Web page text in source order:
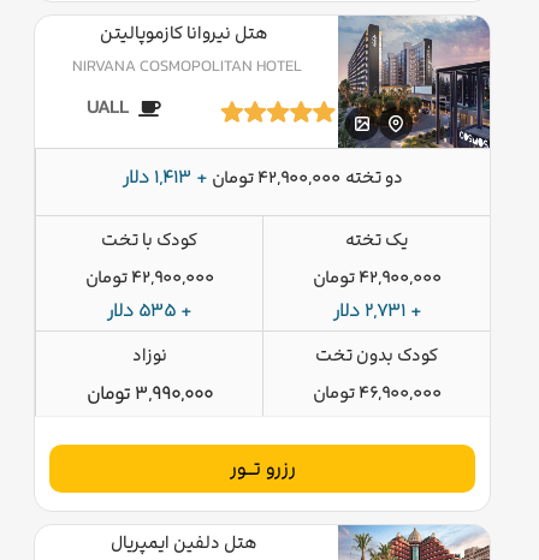
هتل نیروانا کازموپالیتن
NIRVANA COSMOPOLITAN HOTEL
UALL
دو تخته 42,900,000 تومان + 1,413 دلار
یک تخته
42,900,000 تومان
+ 2,731 دلار
کودک با تخت
42,900,000 تومان
+ 535 دلار
کودک بدون تخت
46,900,000 تومان
نوزاد
3,990,000 تومان
رزرو تــور
هتل دلفین ایمپریال